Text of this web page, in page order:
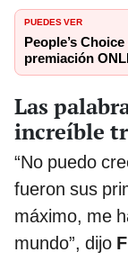
PUEDES VER
People’s
premiación
Las
increíble
“No puedo
fueron sus
máximo, me
mundo”, dijo